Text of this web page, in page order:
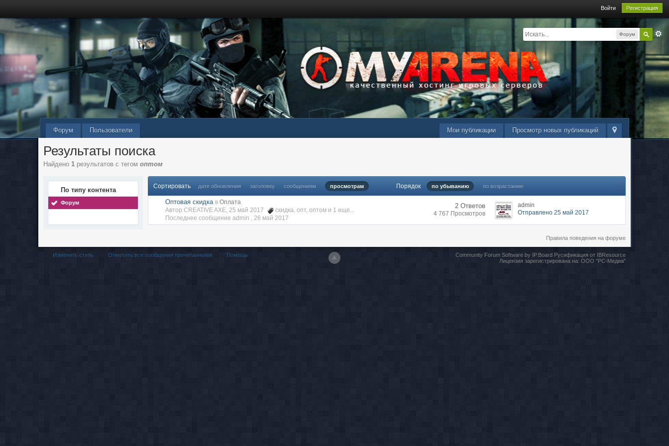
Войти Регистрация
Форум
Просмотр новых публикаций
Мои публикации
Форум Пользователи
Результаты поиска
Найдено 1 результатов с тегомоптом
По типу контента
Форум
Сортировать дате обновления заголовку сообщениям просмотрам Порядок по убыванию по возрастанию
Оптовая скидка в Оплата
Автор CREATIVE AXE, 25 май 2017
скидка,опт,оптом и 1 еще...
Последнее сообщение admin ,26 май 2017
2 Ответов
4 767 Просмотров
admin
Отправлено 25 май 2017
Правила поведения на форуме
Изменить стиль Отметить все сообщения прочитанными Помощь Community Forum Software by IP.BoardРусификация от IBResource
Лицензия зарегистрирована на: ООО "РС-Медиа"